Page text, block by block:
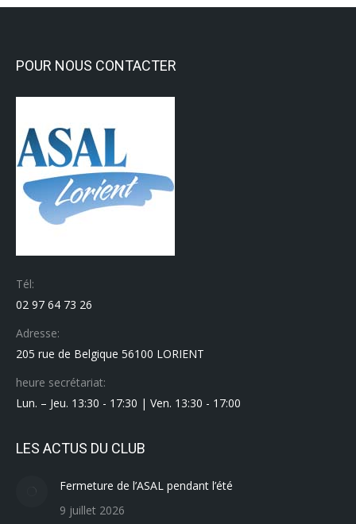
POUR NOUS CONTACTER
Tél:
02 97 64 73 26
Adresse:
205 rue de Belgique 56100 LORIENT
heure secrétariat:
Lun. – Jeu. 13:30 - 17:30 | Ven. 13:30 - 17:00
LES ACTUS DU CLUB
Fermeture de l’ASAL pendant l’été
9 juillet 2026